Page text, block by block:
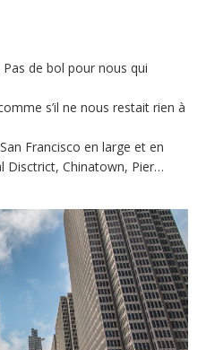
de bol pour nous qui
s’il ne nous restait rien à
Francisco en large et en
Disctrict, Chinatown, Pier…